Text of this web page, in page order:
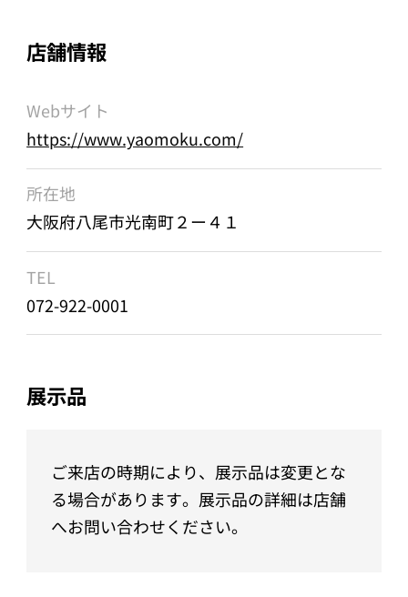
店舗情報
Webサイト
https://www.yaomoku.com/
所在地
大阪府八尾市光南町２ー４１
TEL
072-922-0001
展示品
ご来店の時期により、展示品は変更とな
る場合があります。展示品の詳細は店舗
へお問い合わせください。